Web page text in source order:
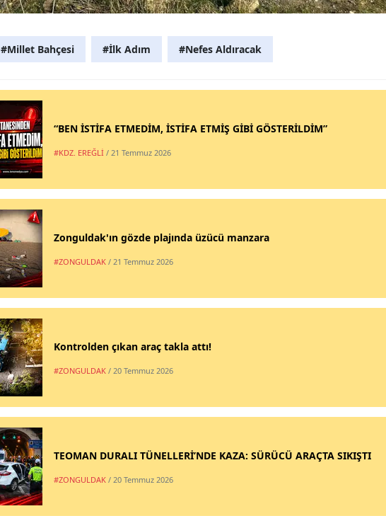
#Millet Bahçesi #İlk Adım #Nefes Aldıracak
“BEN İSTİFA ETMEDİM, İSTİFA ETMİŞ GİBİ GÖSTERİLDİM”
#KDZ. EREĞLİ / 21 Temmuz 2026
Zonguldak'ın gözde plajında üzücü manzara
#ZONGULDAK / 21 Temmuz 2026
Kontrolden çıkan araç takla attı!
#ZONGULDAK / 20 Temmuz 2026
TEOMAN DURALI TÜNELLERİ’NDE KAZA: SÜRÜCÜ ARAÇTA SIKIŞTI
#ZONGULDAK / 20 Temmuz 2026